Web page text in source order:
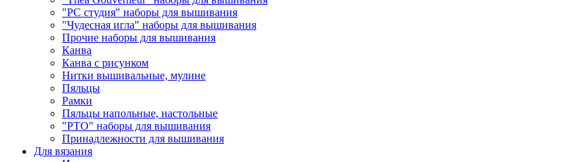
"РС студия" наборы для вышивания
"Чудесная игла" наборы для вышивания
Прочие наборы для вышивания
Канва
Канва с рисунком
Нитки вышивальные, мулине
Пяльцы
Рамки
Пяльцы напольные, настольные
"РТО" наборы для вышивания
Принадлежности для вышивания
Для вязания